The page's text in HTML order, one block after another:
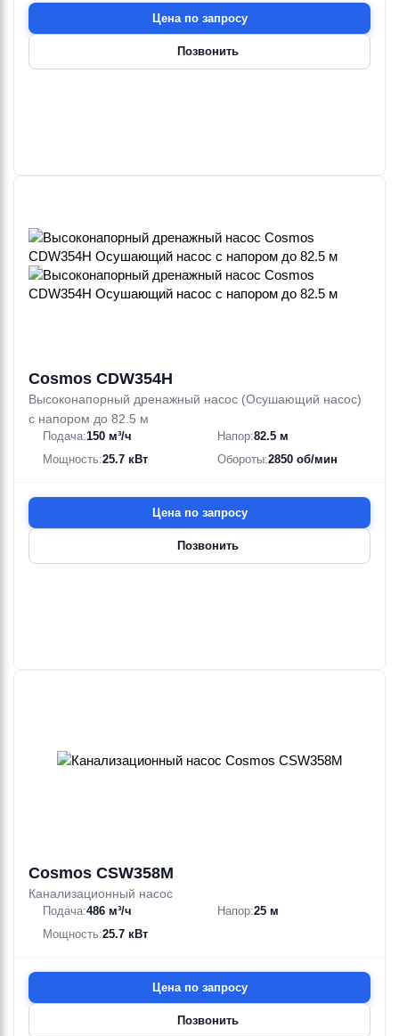
Цена по запросу
Позвонить
Cosmos CDW354H
Высоконапорный дренажный насос (Осушающий насос)
с напором до 82.5 м
Подача:150 м³/ч Напор:82.5 м
Мощность:25.7 кВт Обороты:2850 об/мин
Цена по запросу
Позвонить
Cosmos CSW358M
Канализационный насос
Подача:486 м³/ч Напор:25 м
Мощность:25.7 кВт
Цена по запросу
Позвонить